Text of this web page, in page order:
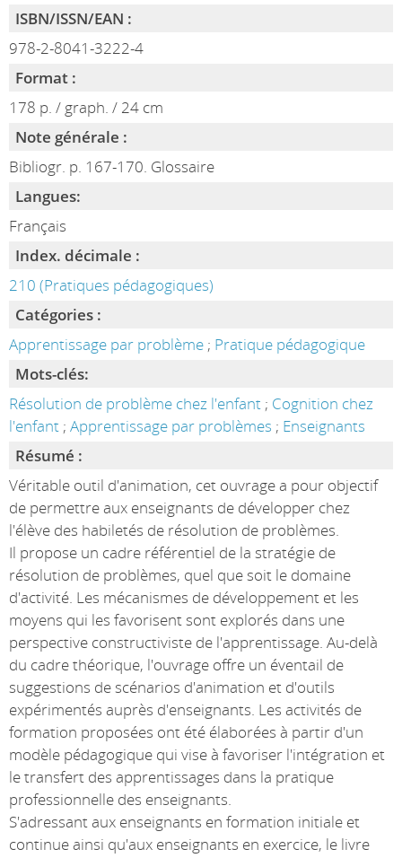
ISBN/ISSN/EAN :
978-2-8041-3222-4
Format :
178 p. / graph. / 24 cm
Note générale :
Bibliogr. p. 167-170. Glossaire
Langues:
Français
Index. décimale :
210 (Pratiques pédagogiques)
Catégories :
Apprentissage par problème; Pratique pédagogique
Mots-clés:
Résolution de problème chez l'enfant ; Cognition chez
l'enfant ; Apprentissage par problèmes ; Enseignants
Résumé :
Véritable outil d'animation, cet ouvrage a pour objectif
de permettre aux enseignants de développer chez
l'élève des habiletés de résolution de problèmes.
Il propose un cadre référentiel de la stratégie de
résolution de problèmes, quel que soit le domaine
d'activité. Les mécanismes de développement et les
moyens qui les favorisent sont explorés dans une
perspective constructiviste de l'apprentissage. Au-delà
du cadre théorique, l'ouvrage offre un éventail de
suggestions de scénarios d'animation et d'outils
expérimentés auprès d'enseignants. Les activités de
formation proposées ont été élaborées à partir d'un
modèle pédagogique qui vise à favoriser l'intégration et
le transfert des apprentissages dans la pratique
professionnelle des enseignants.
S'adressant aux enseignants en formation initiale et
continue ainsi qu'aux enseignants en exercice, le livre